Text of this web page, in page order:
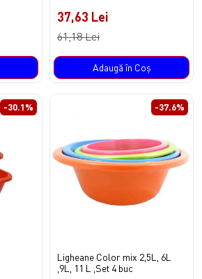
37,63 Lei
61,18 Lei
Adaugă în Coş
-30.1% -37.6%
Ligheane Color mix 2,5L, 6L
,9L, 11 L ,Set 4 buc